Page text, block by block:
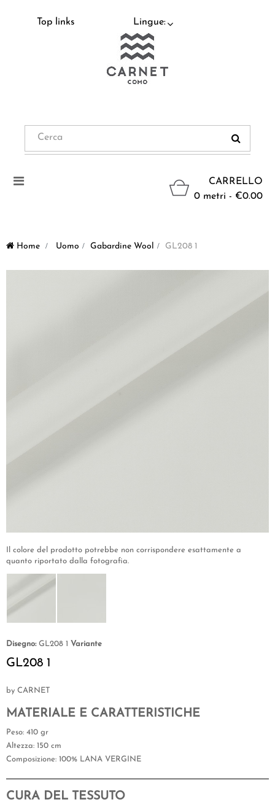
Top links Lingue:
CARRELLO
0 metri - €0.00
Navigazione
Home > Uomo > Gabardine Wool > GL208 1
Il colore del prodotto potrebbe non corrispondere esattamente a
quanto riportato dalla fotografia.
Disegno: GL208 1 Variante
GL208 1
by CARNET
MATERIALE E CARATTERISTICHE
Peso: 410 gr
Altezza: 150 cm
Composizione: 100% LANA VERGINE
CURA DEL TESSUTO